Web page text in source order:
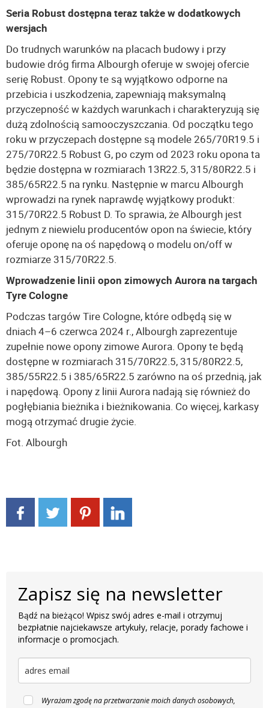
Seria Robust dostępna teraz także w dodatkowych
wersjach
Do trudnych warunków na placach budowy i przy
budowie dróg firma Albourgh oferuje w swojej ofercie
serię Robust. Opony te są wyjątkowo odporne na
przebicia i uszkodzenia, zapewniają maksymalną
przyczepność w każdych warunkach i charakteryzują się
dużą zdolnością samooczyszczania. Od początku tego
roku w przyczepach dostępne są modele 265/70R19.5 i
275/70R22.5 Robust G, po czym od 2023 roku opona ta
będzie dostępna w rozmiarach 13R22.5, 315/80R22.5 i
385/65R22.5 na rynku. Następnie w marcu Albourgh
wprowadzi na rynek naprawdę wyjątkowy produkt:
315/70R22.5 Robust D. To sprawia, że Albourgh jest
jednym z niewielu producentów opon na świecie, który
oferuje oponę na oś napędową o modelu on/off w
rozmiarze 315/70R22.5.
Wprowadzenie linii opon zimowych Aurora na targach
Tyre Cologne
Podczas targów Tire Cologne, które odbędą się w
dniach 4–6 czerwca 2024 r., Albourgh zaprezentuje
zupełnie nowe opony zimowe Aurora. Opony te będą
dostępne w rozmiarach 315/70R22.5, 315/80R22.5,
385/55R22.5 i 385/65R22.5 zarówno na oś przednią, jak
i napędową. Opony z linii Aurora nadają się również do
pogłębiania bieżnika i bieżnikowania. Co więcej, karkasy
mogą otrzymać drugie życie.
Fot. Albourgh
Zapisz się na newsletter
Bądź na bieżąco! Wpisz swój adres e-mail i otrzymuj
bezpłatnie najciekawsze artykuły, relacje, porady fachowe i
informacje o promocjach.
Wyrażam zgodę na przetwarzanie moich danych osobowych,